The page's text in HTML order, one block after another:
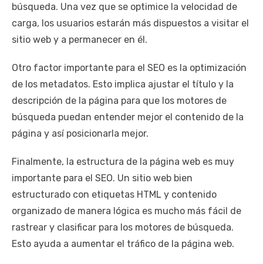
búsqueda. Una vez que se optimice la velocidad de
carga, los usuarios estarán más dispuestos a visitar el
sitio web y a permanecer en él.
Otro factor importante para el SEO es la optimización
de los metadatos. Esto implica ajustar el título y la
descripción de la página para que los motores de
búsqueda puedan entender mejor el contenido de la
página y así posicionarla mejor.
Finalmente, la estructura de la página web es muy
importante para el SEO. Un sitio web bien
estructurado con etiquetas HTML y contenido
organizado de manera lógica es mucho más fácil de
rastrear y clasificar para los motores de búsqueda.
Esto ayuda a aumentar el tráfico de la página web.